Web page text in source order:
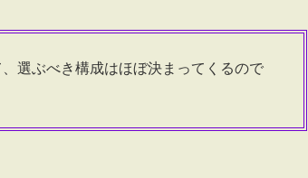
選ぶべき構成はほぼ決まってくるので